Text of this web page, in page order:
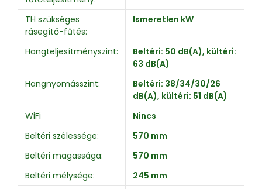
TH szükséges
rásegítő-fűtés:
Ismeretlen kW
Hangteljesítményszint:
Beltéri: 50 dB(A), kültéri:
63 dB(A)
Hangnyomásszint:
Beltéri: 38/34/30/26
dB(A), kültéri: 51 dB(A)
WiFi
Nincs
Beltéri szélessége:
570 mm
Beltéri magassága:
570 mm
Beltéri mélysége:
245 mm